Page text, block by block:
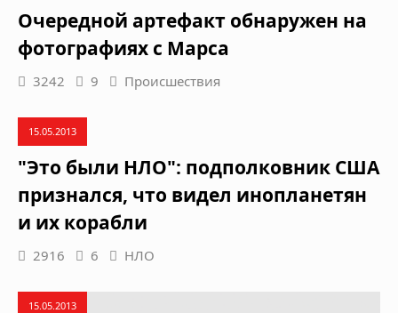
Очередной артефакт обнаружен на
фотографиях с Марса
3242 9 Происшествия
15.05.2013
"Это были НЛО": подполковник США
признался, что видел инопланетян
и их корабли
2916 6 НЛО
15.05.2013